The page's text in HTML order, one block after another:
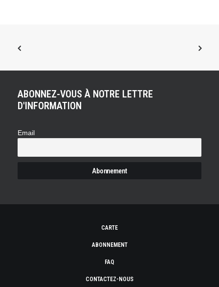
ABONNEZ-VOUS À NOTRE LETTRE
D'INFORMATION
Email
CARTE
ABONNEMENT
FAQ
CONTACTEZ-NOUS